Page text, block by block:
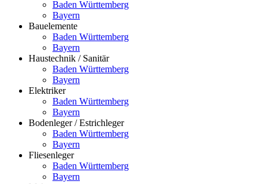
Baden Württemberg
Bayern
Bauelemente
Baden Württemberg
Bayern
Haustechnik / Sanitär
Baden Württemberg
Bayern
Elektriker
Baden Württemberg
Bayern
Bodenleger / Estrichleger
Baden Württemberg
Bayern
Fliesenleger
Baden Württemberg
Bayern